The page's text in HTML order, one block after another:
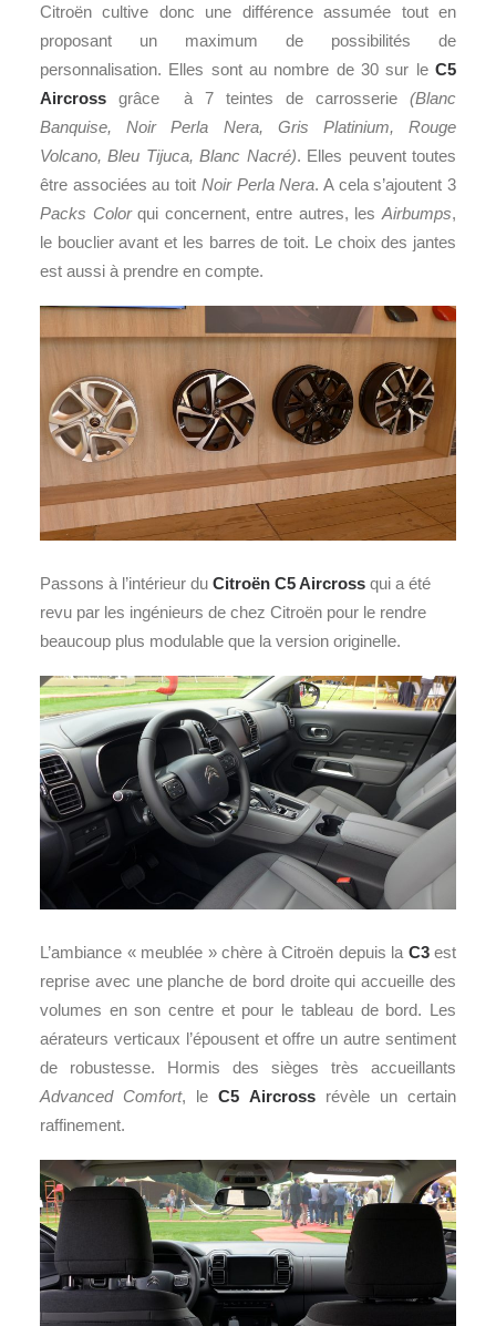
Citroën cultive donc une différence assumée tout en
proposant un maximum de possibilités de
personnalisation. Elles sont au nombre de 30 sur le C5
Aircross grâce à 7 teintes de carrosserie (Blanc
Banquise, Noir Perla Nera, Gris Platinium, Rouge
Volcano, Bleu Tijuca, Blanc Nacré). Elles peuvent toutes
être associées au toit Noir Perla Nera. A cela s’ajoutent 3
Packs Colorqui concernent, entre autres, lesAirbumps,
le bouclier avant et les barres de toit. Le choix des jantes
est aussi à prendre en compte.
Passons à l’intérieur du Citroën C5 Aircross qui a été
revu par les ingénieurs de chez Citroën pour le rendre
beaucoup plus modulable que la version originelle.
L’ambiance « meublée » chère à Citroën depuis la C3est
reprise avec une planche de bord droite qui accueille des
volumes en son centre et pour le tableau de bord. Les
aérateurs verticaux l’épousent et offre un autre sentiment
de robustesse. Hormis des sièges très accueillants
Advanced Comfort, leC5 Aircrossrévèle un certain
raffinement.